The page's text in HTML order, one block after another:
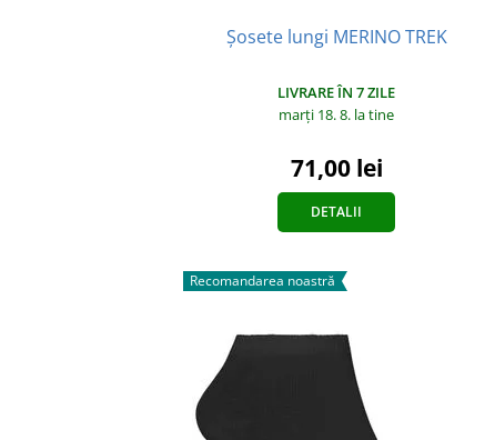
Șosete lungi MERINO TREK
LIVRARE ÎN 7 ZILE
marți 18. 8. la tine
71,00 lei
DETALII
Recomandarea noastră